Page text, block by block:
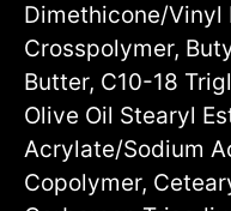
Dimethicone/Vinyl
Crosspolymer,
Butter, C10-18
Olive Oil Stearyl
Acrylate/Sodium
Copolymer,